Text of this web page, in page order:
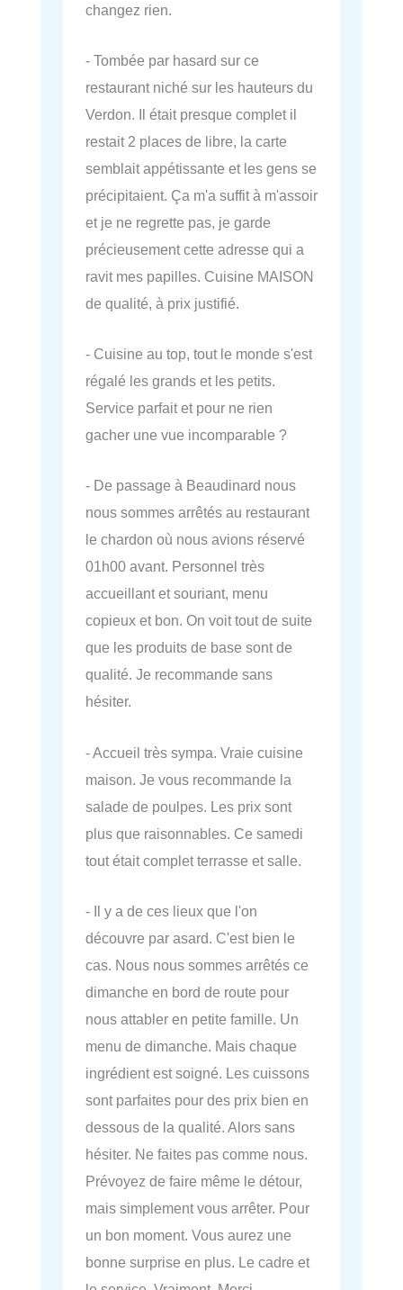
changez rien.
- Tombée par hasard sur ce
restaurant niché sur les hauteurs du
Verdon. Il était presque complet il
restait 2 places de libre, la carte
semblait appétissante et les gens se
précipitaient. Ça m'a suffit à m'assoir
et je ne regrette pas, je garde
précieusement cette adresse qui a
ravit mes papilles. Cuisine MAISON
de qualité, à prix justifié.
- Cuisine au top, tout le monde s'est
régalé les grands et les petits.
Service parfait et pour ne rien
gacher une vue incomparable ?
- De passage à Beaudinard nous
nous sommes arrêtés au restaurant
le chardon où nous avions réservé
01h00 avant. Personnel très
accueillant et souriant, menu
copieux et bon. On voit tout de suite
que les produits de base sont de
qualité. Je recommande sans
hésiter.
- Accueil très sympa. Vraie cuisine
maison. Je vous recommande la
salade de poulpes. Les prix sont
plus que raisonnables. Ce samedi
tout était complet terrasse et salle.
- Il y a de ces lieux que l'on
découvre par asard. C'est bien le
cas. Nous nous sommes arrêtés ce
dimanche en bord de route pour
nous attabler en petite famille. Un
menu de dimanche. Mais chaque
ingrédient est soigné. Les cuissons
sont parfaites pour des prix bien en
dessous de la qualité. Alors sans
hésiter. Ne faites pas comme nous.
Prévoyez de faire même le détour,
mais simplement vous arrêter. Pour
un bon moment. Vous aurez une
bonne surprise en plus. Le cadre et